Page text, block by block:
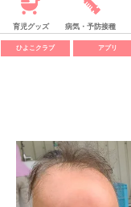
育児グッズ 病気・予防接種
ひよこクラブ アプリ